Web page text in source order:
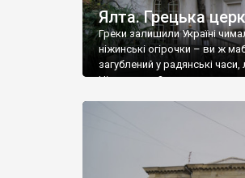
Ялта. Грецька
Греки залишили Україні
ніжинські огірочки – ви ж
загублений у радянські
Ніжин греки?